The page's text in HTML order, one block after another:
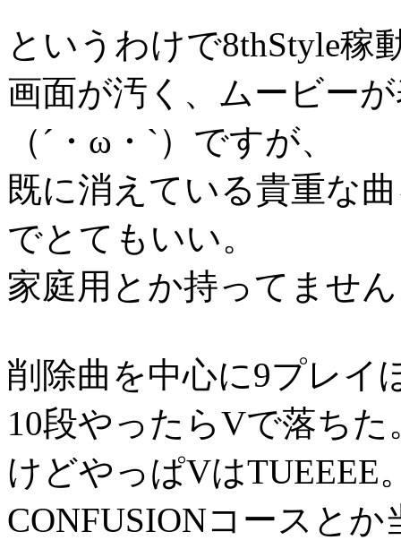
というわけで8thStyle稼
画面が汚く、ムービー
（´・ω・`）ですが、
既に消えている貴重な
でとてもいい。
家庭用とか持ってませ
削除曲を中心に9プレイ
10段やったらVで落ち
けどやっぱVはTUEEEE
CONFUSIONコースと